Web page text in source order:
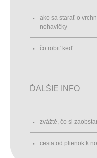
ako sa starať o
nohavičky
čo robiť keď...
ĎALŠIE INFO
zvážtě, čo si
cesta od plienok k